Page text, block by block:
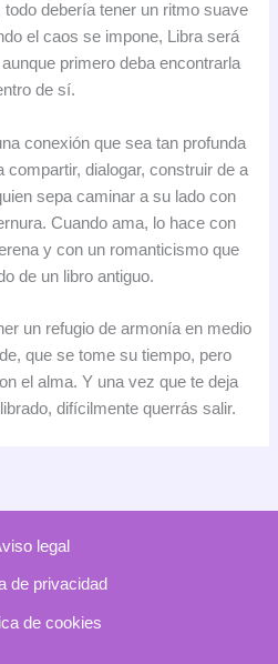
debería tener un ritmo suave
el caos se impone, Libra será
primero deba encontrarla
de sí.
conexión que sea tan profunda
compartir, dialogar, construir de a
sepa caminar a su lado con
Cuando ama, lo hace con
y con un romanticismo que
de un libro antiguo.
un refugio de armonía en medio
que se tome su tiempo, pero
el alma. Y una vez que te deja
difícilmente querrás salir.
legal
de privacidad
de cookies